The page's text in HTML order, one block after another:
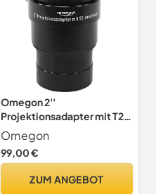
Omegon 2''
Projektionsadapter mit T2-
Anschluss
Omegon
99,00 €
ZUM ANGEBOT